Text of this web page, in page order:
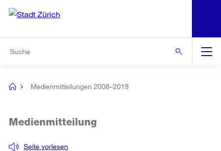
Navigation
[no
Medienmitteilungen 2008–2019
Seite vorlesen
Medienmitteilung